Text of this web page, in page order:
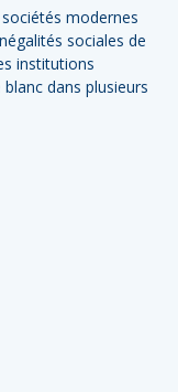
modernes
sociales de
institutions
dans plusieurs